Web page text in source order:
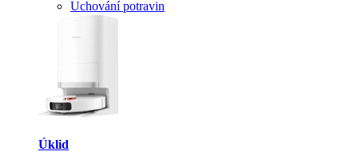
Uchování potravin
Úklid